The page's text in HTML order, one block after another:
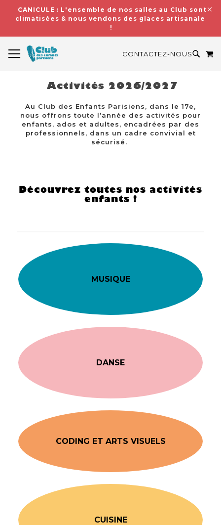
CANICULE : L'ensemble de nos salles au Club sont
climatisées & nous vendons des glaces artisanales
!
CONTACTEZ-NOUS
Activités 2026/2027
Au Club des Enfants Parisiens, dans le 17e,
nous offrons toute l’année des activités pour
enfants, ados et adultes, encadrées par des
professionnels, dans un cadre convivial et
sécurisé.
Découvrez toutes nos activités
enfants !
MUSIQUE
DANSE
CODING ET ARTS VISUELS
CUISINE